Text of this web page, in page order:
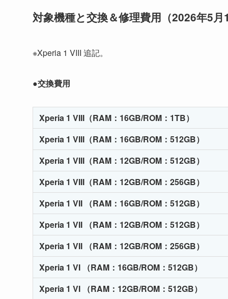
対象機種と交換＆修理費用（2026年5月
※Xperia 1 VIII 追記。
●交換費用
Xperia 1 VIII（RAM：16GB/ROM：1TB）
Xperia 1 VIII（RAM：16GB/ROM：512GB）
Xperia 1 VIII （RAM：12GB/ROM：512GB）
Xperia 1 VIII（RAM：12GB/ROM：256GB）
Xperia 1 VII （RAM：16GB/ROM：512GB）
Xperia 1 VII （RAM：12GB/ROM：512GB）
Xperia 1 VII （RAM：12GB/ROM：256GB）
Xperia 1 VI （RAM：16GB/ROM：512GB）
Xperia 1 VI （RAM：12GB/ROM：512GB）